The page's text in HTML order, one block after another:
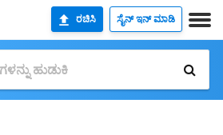
ರಚಿಸಿ ಸೈನ್ ಇನ್ ಮಾಡಿ